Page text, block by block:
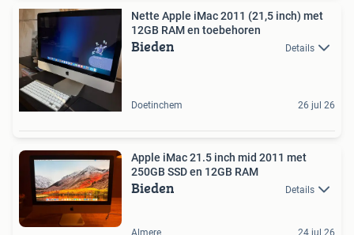
Nette Apple iMac 2011 (21,5 inch) met
12GB RAM en toebehoren
Bieden Details
Doetinchem 26 jul 26
Apple iMac 21.5 inch mid 2011 met
250GB SSD en 12GB RAM
Bieden Details
Almere 24 jul 26